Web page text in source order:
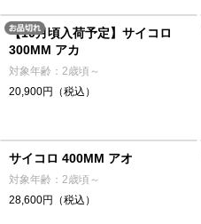
【10月頃入荷予定】サイコロ
300MM アカ
対象年齢：2歳頃～
20,900円（税込）
サイコロ 400MM アオ
対象年齢：2歳頃～
28,600円（税込）